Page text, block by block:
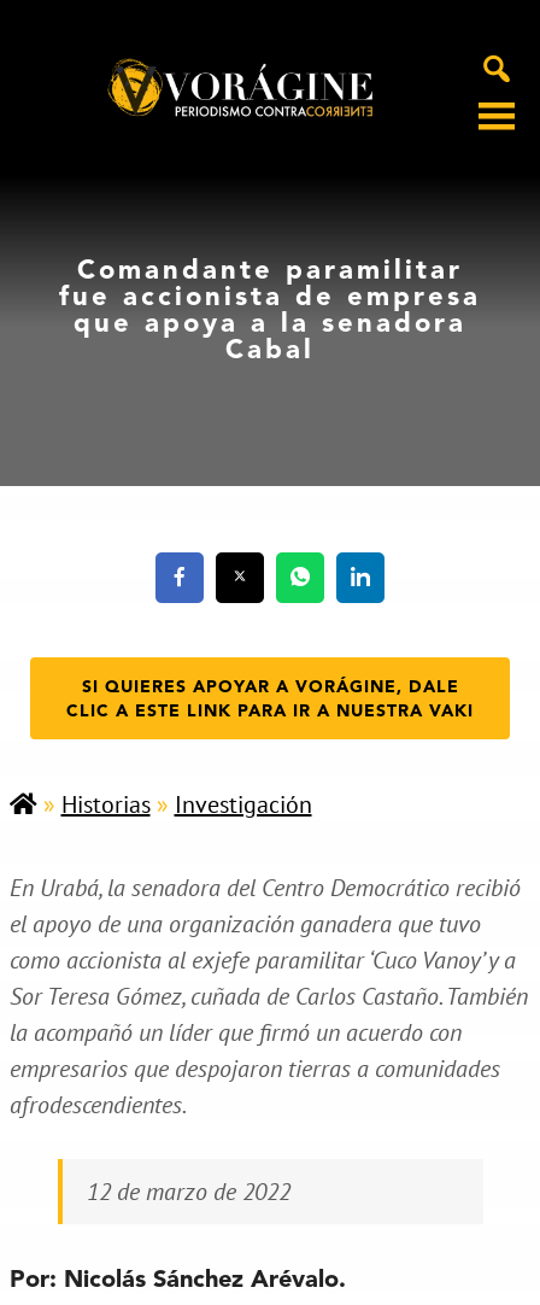
Comandante paramilitar
fue accionista de empresa
que apoya a la senadora
Cabal
SI QUIERES APOYAR A VORÁGINE, DALE
CLIC A ESTE LINK PARA IR A NUESTRA VAKI
» Historias» Investigación
En Urabá, la senadora del Centro Democrático recibió
el apoyo de una organización ganadera que tuvo
como accionista al exjefe paramilitar ‘Cuco Vanoy’ y a
Sor Teresa Gómez, cuñada de Carlos Castaño. También
la acompañó un líder que firmó un acuerdo con
empresarios que despojaron tierras a comunidades
afrodescendientes.
12 de marzo de 2022
Por: Nicolás Sánchez Arévalo.